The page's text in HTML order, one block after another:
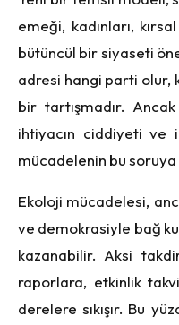
emeği, kadınları,
bütüncül bir siyaseti
adresi hangi parti olur,
bir tartışmadır.
ihtiyacın ciddiyeti ve
mücadelenin bu soruya
Ekoloji mücadelesi,
ve demokrasiyle bağ
kazanabilir. Aksi
raporlara, etkinlik
derelere sıkışır. Bu